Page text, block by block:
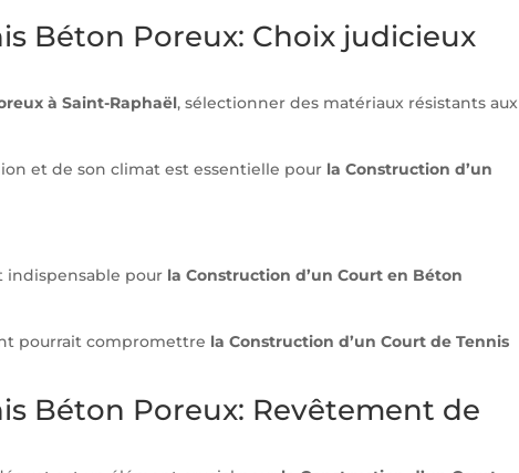
Béton Poreux: Choix judicieux
à Saint-Raphaël, sélectionner des matériaux résistants aux
et de son climat est essentielle pour la Construction d’un
indispensable pour la Construction d’un Court en Béton
pourrait compromettre la Construction d’un Court de Tennis
Béton Poreux: Revêtement de